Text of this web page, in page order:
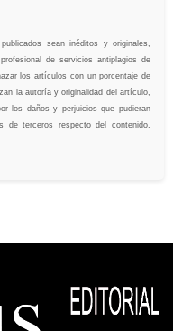
sean inéditos y originales,
de servicios antiplagios de
los artículos con un porcentaje de
la autoría y originalidad del artículo,
los daños y perjuicios que pudieran
de terceros respecto del contenido,